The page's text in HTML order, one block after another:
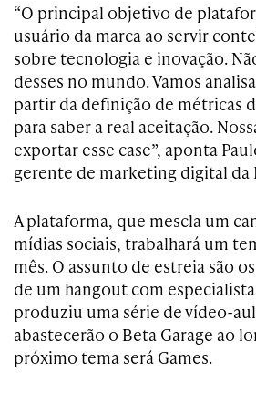
“O principal objetivo de
usuário da marca ao servir
sobre tecnologia e inovação.
desses no mundo. Vamos
partir da definição de métricas
para saber a real aceitação.
exportar esse case”, aponta
gerente de marketing digital da
A plataforma, que mescla um
mídias sociais, trabalhará um
mês. O assunto de estreia são
de um hangout com
produziu uma série de vídeo-
abastecerão o Beta Garage ao
próximo tema será Games.